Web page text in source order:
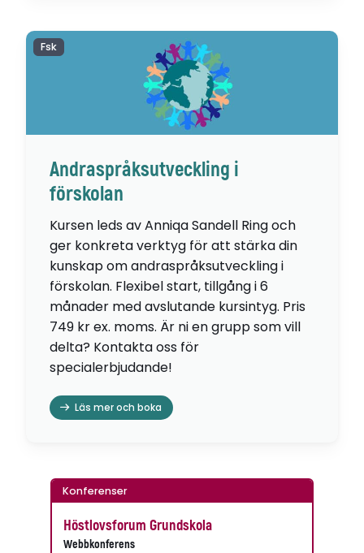
Andraspråksutveckling i
förskolan
Kursen leds av Anniqa Sandell Ring och
ger konkreta verktyg för att stärka din
kunskap om andraspråksutveckling i
förskolan. Flexibel start, tillgång i 6
månader med avslutande kursintyg. Pris
749 kr ex. moms. Är ni en grupp som vill
delta? Kontakta oss för
specialerbjudande!
Läs mer och boka
Fsk
Konferenser
Höstlovsforum Grundskola
Webbkonferens